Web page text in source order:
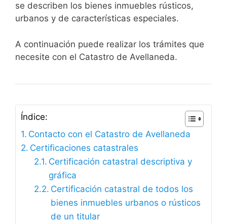
se describen los bienes inmuebles rústicos,
urbanos y de características especiales.
A continuación puede realizar los trámites que
necesite con el Catastro de Avellaneda.
Índice:
Contacto con el Catastro de Avellaneda
Certificaciones catastrales
Certificación catastral descriptiva y
gráfica
Certificación catastral de todos los
bienes inmuebles urbanos o rústicos
de un titular